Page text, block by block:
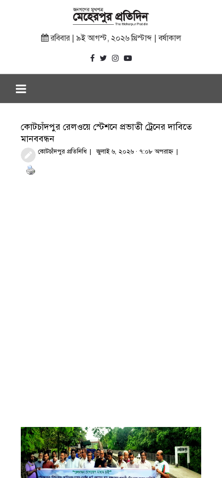
রবিবার | ৯ই আগস্ট, ২০২৬ খ্রিস্টাব্দ | বর্ষাকাল
কোটচাঁদপুর রেলওয়ে স্টেশনে প্রভাতী ট্রেনের দাবিতে
মানববন্ধন
কোটচাঁদপুর প্রতিনিধি জুলাই ৬, ২০২৬ · ৭:০৮ অপরাহ্ণ